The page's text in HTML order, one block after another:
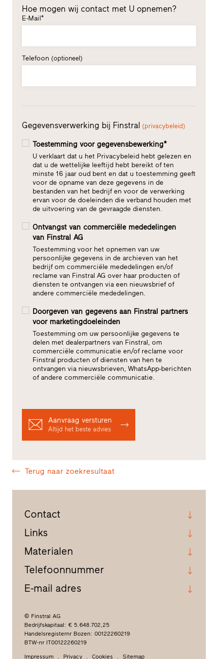
Hoe mogen wij contact met U opnemen?
E-Mail*
Telefoon (optioneel)
Gegevensverwerking bij Finstral (privacybeleid)
Toestemming voor gegevensbewerking*
U verklaart dat u het Privacybeleid hebt gelezen en
dat u de wettelijke leeftijd hebt bereikt of ten
minste 16 jaar oud bent en dat u toestemming geeft
voor de opname van deze gegevens in de
bestanden van het bedrijf en voor de verwerking
ervan voor de doeleinden die verband houden met
de uitvoering van de gevraagde diensten.
Ontvangst van commerciële mededelingen
van Finstral AG
Toestemming voor het opnemen van uw
persoonlijke gegevens in de archieven van het
bedrijf om commerciële mededelingen en/of
reclame van Finstral AG over haar producten of
diensten te ontvangen via een nieuwsbrief of
andere commerciële mededelingen.
Doorgeven van gegevens aan Finstral partners
voor marketingdoeleinden
Toestemming om uw persoonlijke gegevens te
delen met dealerpartners van Finstral, om
commerciële communicatie en/of reclame voor
Finstral producten of diensten van hen te
ontvangen via nieuwsbrieven, WhatsApp-berichten
of andere commerciële communicatie.
Aanvraag versturen
Altijd het beste advies
Terug naar zoekresultaat
Contact
Links
Materialen
Telefoonnummer
E-mail adres
© Finstral AG
Bedrijfskapitaal: € 5.648.702,25
Handelsregisternr Bozen: 00122260219
BTW-nr IT00122260219
Impressum Privacy Cookies Sitemap